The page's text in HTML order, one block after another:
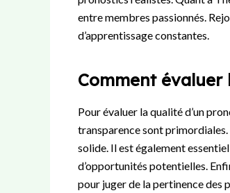
entre membres passionnés.
d’apprentissage constantes.
Comment évaluer
Pour évaluer la qualité d’un
transparence sont
solide. Il est également
d’opportunités potentielles.
pour juger de la pertinence des